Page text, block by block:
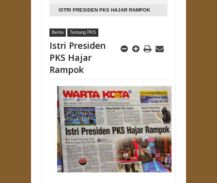
ISTRI PRESIDEN PKS HAJAR RAMPOK
Berita Tentang PKS
Istri Presiden
PKS Hajar
Rampok